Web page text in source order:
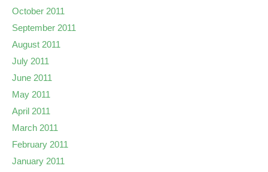
October 2011
September 2011
August 2011
July 2011
June 2011
May 2011
April 2011
March 2011
February 2011
January 2011